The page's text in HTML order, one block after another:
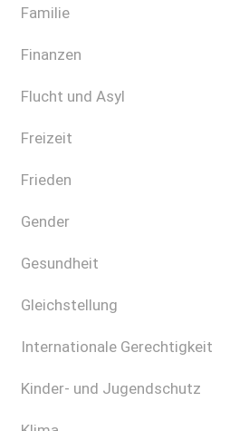
Familie
Finanzen
Flucht und Asyl
Freizeit
Frieden
Gender
Gesundheit
Gleichstellung
Internationale Gerechtigkeit
Kinder- und Jugendschutz